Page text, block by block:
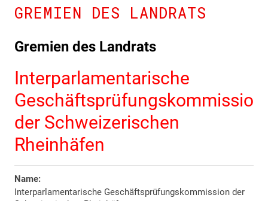
GREMIEN DES LANDRATS
Gremien des Landrats